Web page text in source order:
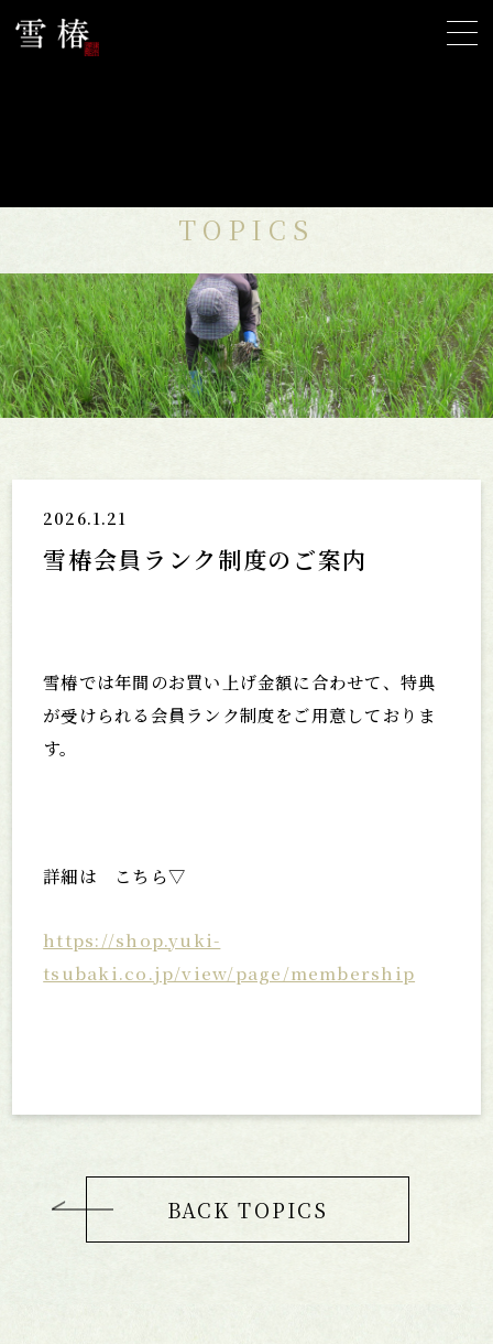
雪椿からのお知らせ
TOPICS
2026.1.21
雪椿会員ランク制度のご案内
雪椿では年間のお買い上げ金額に合わせて、特典
が受けられる会員ランク制度をご用意しておりま
す。
詳細は こちら▽
https://shop.yuki-
tsubaki.co.jp/view/page/membership
BACK TOPICS